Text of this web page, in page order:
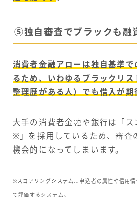
⑤独自審査でブラックも融
消費者金融アローは独自基準で
るため、いわゆるブラックリス
整理歴がある人）でも借入が期
大手の消費者金融や銀行は「ス
※」を採用しているため、審査
機会的になってしまいます。
※スコアリングシステム…申込者の属性や信用情
て評価するシステム。